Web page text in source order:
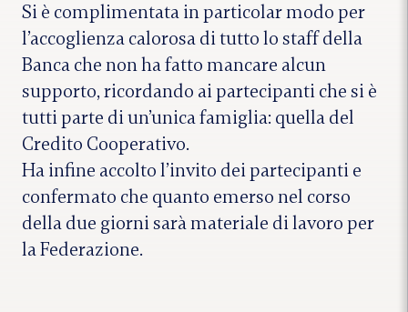
Si è complimentata in particolar modo per
l’accoglienza calorosa di tutto lo staff della
Banca che non ha fatto mancare alcun
supporto, ricordando ai partecipanti che si è
tutti parte di un’unica famiglia: quella del
Credito Cooperativo.
Ha infine accolto l’invito dei partecipanti e
confermato che quanto emerso nel corso
della due giorni sarà materiale di lavoro per
la Federazione.